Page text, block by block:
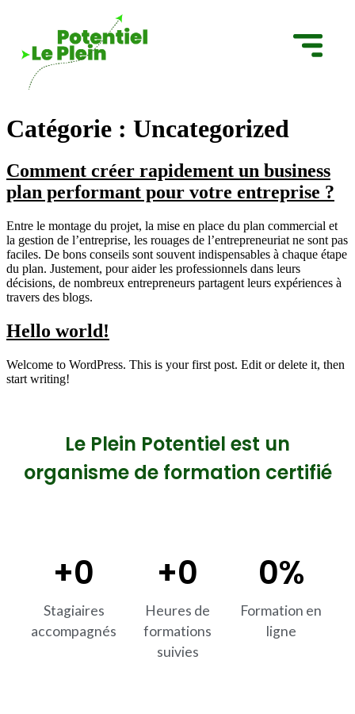
Catégorie : Uncategorized
Comment créer rapidement un business
plan performant pour votre entreprise ?
Entre le montage du projet, la mise en place du plan commercial et
la gestion de l’entreprise, les rouages de l’entrepreneuriat ne sont pas
faciles. De bons conseils sont souvent indispensables à chaque étape
du plan. Justement, pour aider les professionnels dans leurs
décisions, de nombreux entrepreneurs partagent leurs expériences à
travers des blogs.
Hello world!
Welcome to WordPress. This is your first post. Edit or delete it, then
start writing!
Le Plein Potentiel est un
organisme de formation certifié
+0
Stagiaires
accompagnés
+0
Heures de
formations
suivies
0%
Formation en
ligne